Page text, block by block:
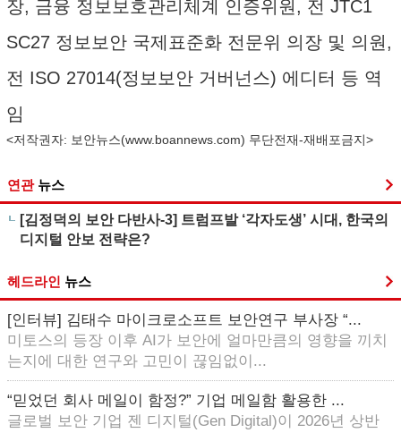
장, 금융 정보보호관리체계 인증위원, 전 JTC1
SC27 정보보안 국제표준화 전문위 의장 및 의원,
전 ISO 27014(정보보안 거버넌스) 에디터 등 역
임
<저작권자: 보안뉴스(www.boannews.com) 무단전재-재배포금지>
연관 뉴스
[김정덕의 보안 다반사-3] 트럼프발 ‘각자도생’ 시대, 한국의
디지털 안보 전략은?
헤드라인 뉴스
[인터뷰] 김태수 마이크로소프트 보안연구 부사장 “...
미토스의 등장 이후 AI가 보안에 얼마만큼의 영향을 끼치
는지에 대한 연구와 고민이 끊임없이...
“믿었던 회사 메일이 함정?” 기업 메일함 활용한 ...
글로벌 보안 기업 젠 디지털(Gen Digital)이 2026년 상반